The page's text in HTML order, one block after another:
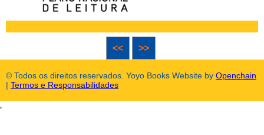
<< >>
© Todos os direitos reservados. Yoyo Books Website by Openchain
| Termos e Responsabilidades